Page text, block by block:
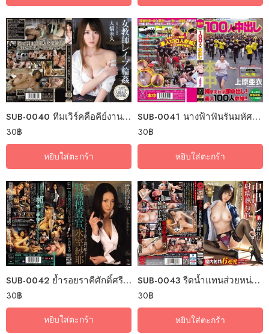
SUB-0040 ทีมเวิร์คคือคีย์งานดีกินรอบวง
30฿
หยิบใส่ตะกร้า
SUB-0041 นางฟ้าฟันรันมหัศจรรย์ร้อยดอ
30฿
หยิบใส่ตะกร้า
SUB-0042 ย้ำรอยราคีศักดิ์ศรีเจ้นักสืบ
30฿
หยิบใส่ตะกร้า
SUB-0043 รีดน้ำแทนส่วยหน่วยคุมกำหนัด
30฿
หยิบใส่ตะกร้า